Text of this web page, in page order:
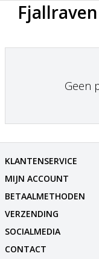
Geen
KLANTENSERVICE
MIJN ACCOUNT
BETAALMETHODEN
VERZENDING
SOCIALMEDIA
CONTACT